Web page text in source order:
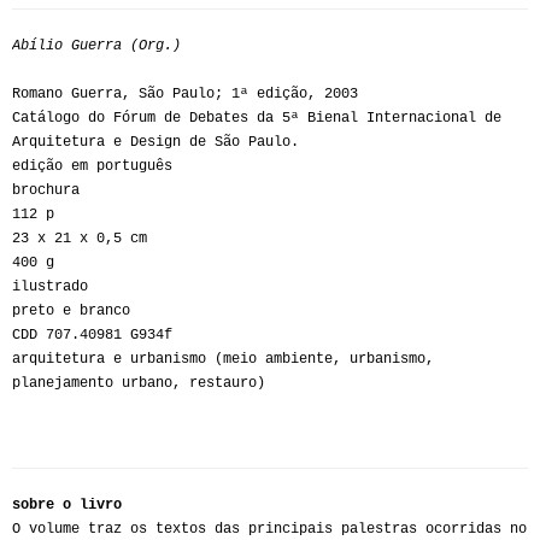
Abílio Guerra (Org.)
Romano Guerra, São Paulo; 1ª edição, 2003
Catálogo do Fórum de Debates da 5ª Bienal Internacional de
Arquitetura e Design de São Paulo.
edição em português
brochura
112 p
23 x 21 x 0,5 cm
400 g
ilustrado
preto e branco
CDD 707.40981 G934f
arquitetura e urbanismo (meio ambiente, urbanismo,
planejamento urbano, restauro)
sobre o livro
O volume traz os textos das principais palestras ocorridas no